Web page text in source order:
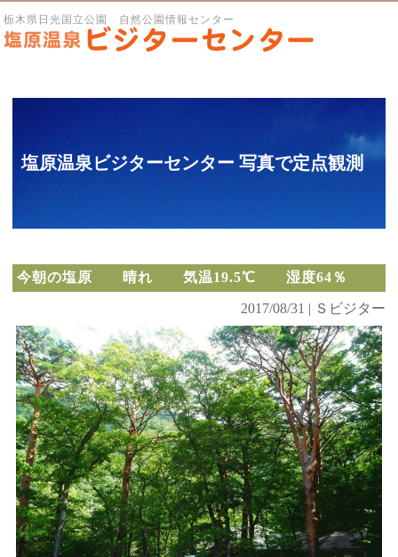
栃木県日光国立公園 自然公園情報センター
塩原温泉ビジターセンター 写真で定点観測
今朝の塩原 晴れ 気温19.5℃ 湿度64％
2017/08/31 | Ｓビジター